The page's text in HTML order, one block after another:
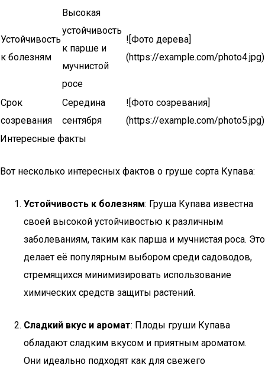
Устойчивость
к болезням
Высокая
устойчивость
к парше и
мучнистой
росе
![Фото дерева]
(https://example.com/photo4.jpg)
Срок
созревания
Середина
сентября
![Фото созревания]
(https://example.com/photo5.jpg)
Интересные факты
Вот несколько интересных фактов о груше сорта Купава:
Устойчивость к болезням: Груша Купава известна
своей высокой устойчивостью к различным
заболеваниям, таким как парша и мучнистая роса. Это
делает её популярным выбором среди садоводов,
стремящихся минимизировать использование
химических средств защиты растений.
Сладкий вкус и аромат: Плоды груши Купава
обладают сладким вкусом и приятным ароматом.
Они идеально подходят как для свежего